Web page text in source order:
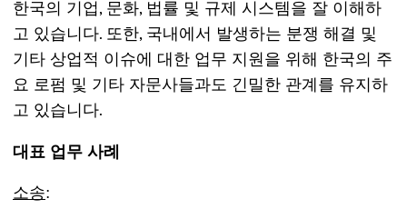
한국의 기업, 문화, 법률 및 규제 시스템을 잘 이해하
고 있습니다. 또한, 국내에서 발생하는 분쟁 해결 및
기타 상업적 이슈에 대한 업무 지원을 위해 한국의 주
요 로펌 및 기타 자문사들과도 긴밀한 관계를 유지하
고 있습니다.
대표 업무 사례
소송: